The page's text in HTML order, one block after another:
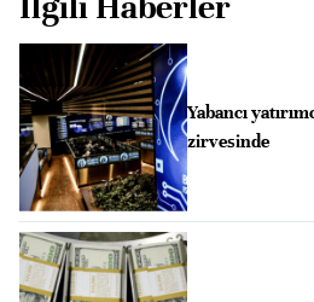
Yabancı
zirvesinde